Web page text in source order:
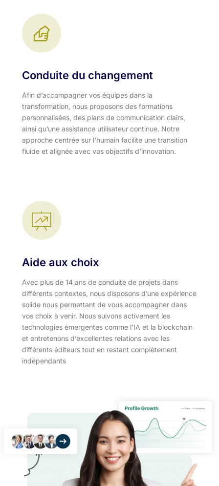
Conduite du changement
Afin d’accompagner vos équipes dans la
transformation, nous proposons des formations
personnalisées, des plans de communication clairs,
ainsi qu’une assistance utilisateur continue. Notre
approche centrée sur l'humain facilite une transition
fluide et alignée avec vos objectifs d'innovation.​
Aide aux choix
Avec plus de 14 ans de conduite de projets dans
différents contextes, nous disposons d’une expérience
solide nous permettant de vous accompagner dans
vos choix à venir. Nous suivons activement les
technologies émergentes comme l’IA et la blockchain
et entretenons d’excellentes relations avec les
différents éditeurs tout en restant complètement
indépendants